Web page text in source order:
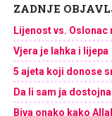
ZADNJE
Lijenost vs. Oslonac
Vjera je lahka i lijepa
5 ajeta koji donose
Da li sam ja
Biva onako kako